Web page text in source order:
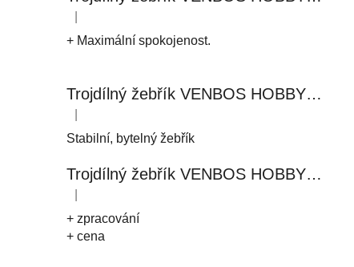
Hodnocení produktu je 5 z 5 hvězdiček.
+ Maximální spokojenost.
Trojdílný žebřík VENBOS HOBBY 4411 3x11
Hodnocení produktu je 5 z 5 hvězdiček.
Stabilní, bytelný žebřík
Trojdílný žebřík VENBOS HOBBY 4408 3x8
Hodnocení produktu je 5 z 5 hvězdiček.
+ zpracování
+ cena